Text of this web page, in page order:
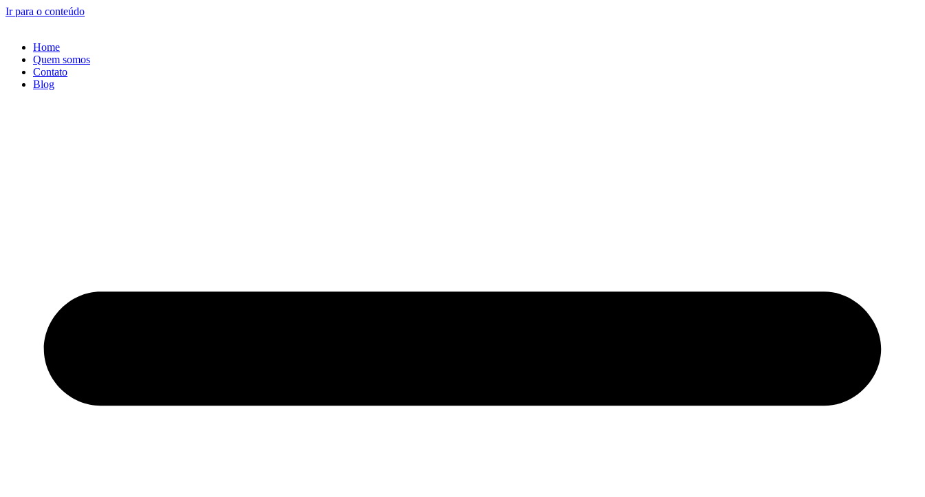
Ir para o conteúdo
Home
Quem somos
Contato
Blog